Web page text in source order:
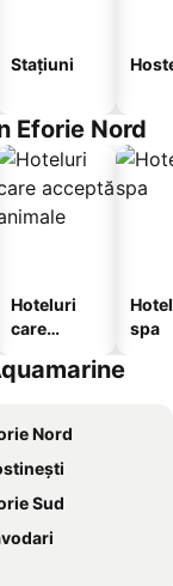
Stațiuni
Eforie Nord
Hoteluri
care
animale
spa
Nord
Sud